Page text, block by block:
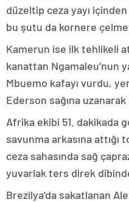
düzeltip ceza yayı
bu şutu da kornere
Kamerun ise ilk tehlikeli
kanattan Ngamaleu’nun
Mbuemo kafayı vurdu,
Ederson sağına
Afrika ekibi 51. dakikada
savunma arkasına
ceza sahasında sağ
yuvarlak ters direk
Brezilya’da sakatlanan